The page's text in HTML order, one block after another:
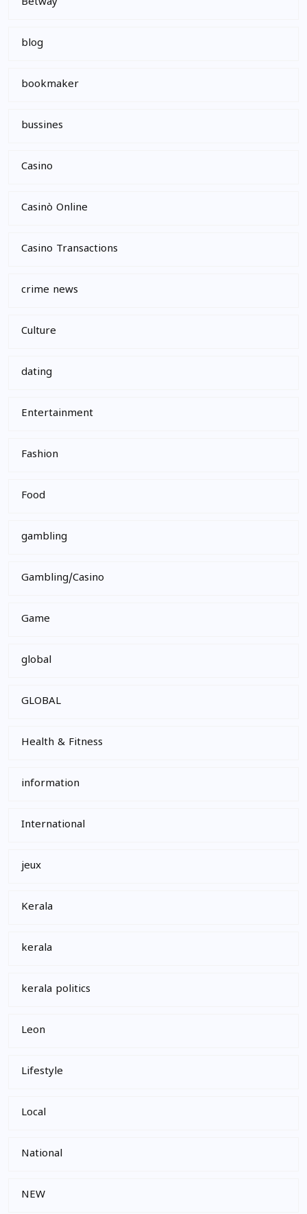
blog
bookmaker
bussines
Casino
Casinò Online
Casino Transactions
crime news
Culture
dating
Entertainment
Fashion
Food
gambling
Gambling/Casino
Game
global
GLOBAL
Health & Fitness
information
International
jeux
Kerala
kerala
kerala politics
Leon
Lifestyle
Local
National
NEW